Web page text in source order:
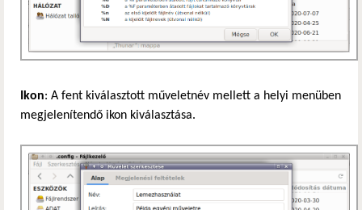
Ikon: A fent kiválasztott műveletnév mellett a helyi menüben
megjelenítendő ikon kiválasztása.